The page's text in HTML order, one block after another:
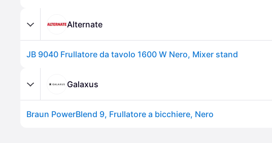
Alternate
JB 9040 Frullatore da tavolo 1600 W Nero, Mixer stand
Galaxus
Braun PowerBlend 9, Frullatore a bicchiere, Nero